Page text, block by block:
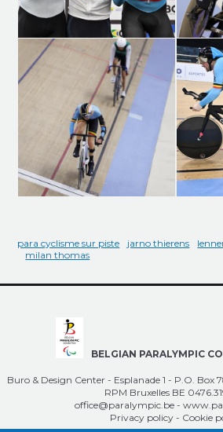
para cyclisme sur piste jarno thierens
milan thomas
BELGIAN PARALYMPIC
Buro & Design Center - Esplanade 1 - P.O. Box
RPM Bruxelles BE
office@paralympic.be -
Privacy policy - Cookie